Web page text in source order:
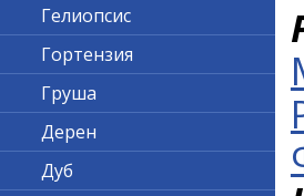
Гелиопсис
Гортензия
Груша
Дерен
Дуб